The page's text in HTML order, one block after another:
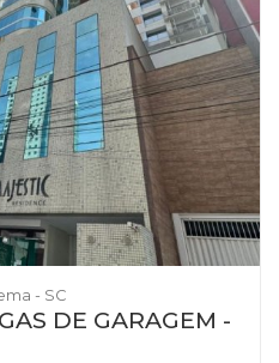
- SC
DE GARAGEM -